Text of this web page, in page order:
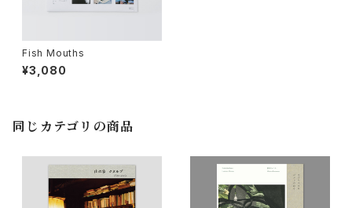
Fish Mouths
¥3,080
同じカテゴリの商品